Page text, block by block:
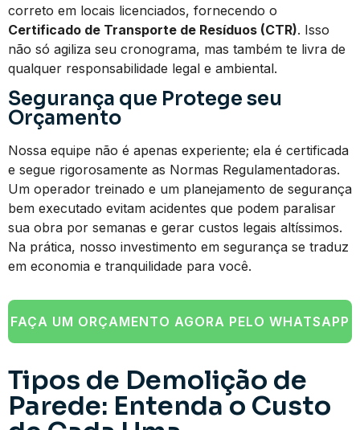
correto em locais licenciados, fornecendo o
Certificado de Transporte de Resíduos (CTR). Isso
não só agiliza seu cronograma, mas também te livra de
qualquer responsabilidade legal e ambiental.
Segurança que Protege seu
Orçamento
Nossa equipe não é apenas experiente; ela é certificada
e segue rigorosamente as Normas Regulamentadoras.
Um operador treinado e um planejamento de segurança
bem executado evitam acidentes que podem paralisar
sua obra por semanas e gerar custos legais altíssimos.
Na prática, nosso investimento em segurança se traduz
em economia e tranquilidade para você.
FAÇA UM ORÇAMENTO AGORA PELO WHATSAPP
Tipos de Demolição de
Parede: Entenda o Custo